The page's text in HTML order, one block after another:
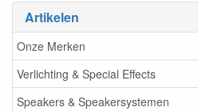
Artikelen
Onze Merken
Verlichting & Special Effects
Speakers & Speakersystemen